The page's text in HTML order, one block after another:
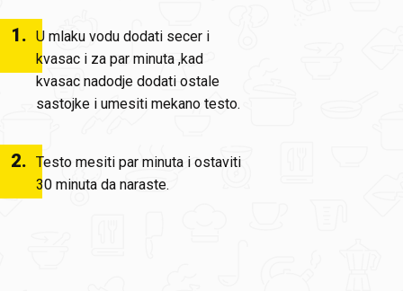
1. U mlaku vodu dodati secer i
kvasac i za par minuta ,kad
kvasac nadodje dodati ostale
sastojke i umesiti mekano testo.
2. Testo mesiti par minuta i ostaviti
30 minuta da naraste.